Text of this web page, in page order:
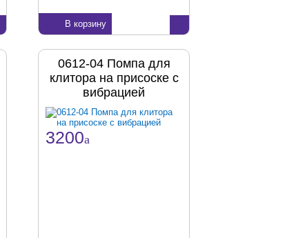
В корзину
0612-04 Помпа для
клитора на присоске с
вибрацией
3200a